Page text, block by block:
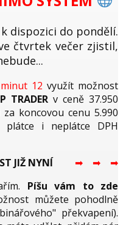
dispozici do pondělí.
čtvrtek večer zjistil,
12 využít možnost
TRADER v ceně 37.950
za koncovou cenu 5.990
i neplátce DPH
JIŽ NYNÍ
➡︎ ➡︎ ➡︎
Píšu vám to zde
můžete pohodlně
překvapení).